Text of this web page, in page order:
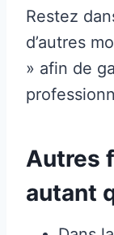
Restez
d’autres
» afin de
Autres
autant